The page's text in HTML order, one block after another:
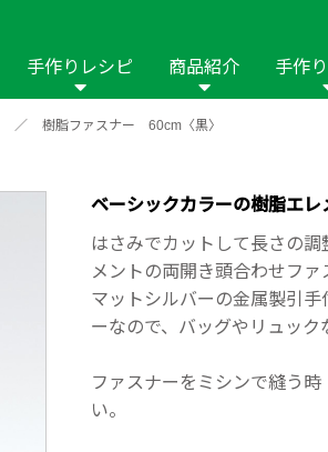
2015年 2014年
手作りレシピ
パッチワーク・
糸の手芸
刺しゅう
インテリア
商品紹介
ソーメニュ パッチワーク・キル
作品本 おなまえつけ
手作
／ 樹脂ファスナー 60cm〈黒〉
ベーシックカラーの樹脂エレ
はさみでカットして長さの
メントの両開き頭合わせファ
マットシルバーの金属製引
ーなので、バッグやリュック
ファスナーをミシンで縫う
い。